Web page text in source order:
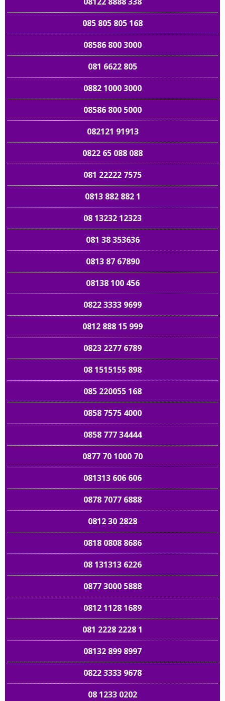
085 805 805 168
08586 800 3000
081 6622 805
0882 1000 3000
08586 800 5000
082121 91913
0822 65 088 088
081 22222 7575
0813 882 882 1
08 13232 12323
081 38 353636
0813 87 67890
08138 100 456
0822 3333 9699
0812 888 15 999
0823 2277 6789
08 1515155 898
085 220055 168
0858 7575 4000
0858 777 34444
0877 70 1000 70
081313 606 606
0878 7077 6888
0812 30 2828
0818 0808 8686
08 131313 6226
0877 3000 5888
0812 1128 1689
081 2228 2228 1
08132 899 8997
0822 3333 9678
08 1233 0202